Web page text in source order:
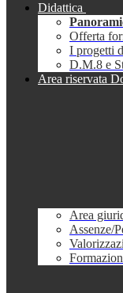
Didattica
Offerta
I progetti
D.M.8 e
Area riservata
Area
Assenze/